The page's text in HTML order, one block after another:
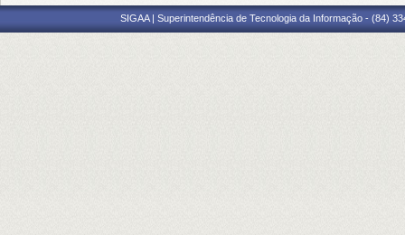
SIGAA | Superintendência de Tecnologia da Informação - (84)